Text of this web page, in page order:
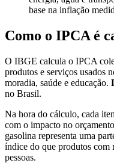
base na inflação
Como o IPCA é
O IBGE calcula o IPCA
produtos e serviços usados
moradia, saúde e educação.
no Brasil.
Na hora do cálculo, cada
com o impacto no
gasolina representa uma
índice do que produtos com
pessoas.